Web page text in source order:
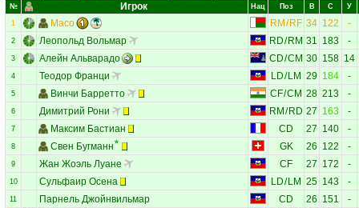
№ Игрок Нац Поз В С У
1 Масо RM / RF 34 122 -
2 Леопольд Вольмар RD/ RM 31 183 -
3 Алейн Альварадо CD/CM 30 158 14
4 Теодор Франци LD/ LM 29 184 -
5 Винчи Барретто CF/CM 28 213 -
6 Димитрий Рони RM / RD 27 163 -
7 Максим Бастиан CD 27 140 -
8 Свен Бугманн GK 26 122 -
9 Жан Жоэль Луане CF 27 172 -
10 Сульфаир Осена LD/ LM 25 143 -
11 Парнель Джойнвильмар CD 26 151 -